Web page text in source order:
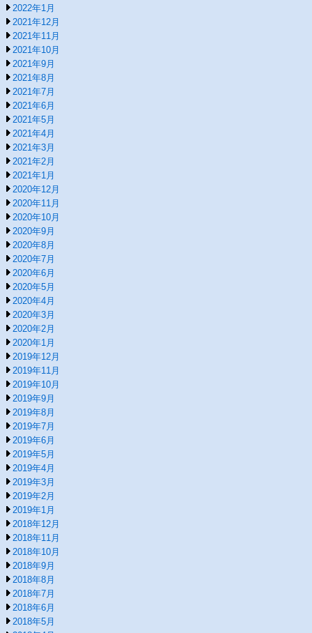
2022年1月
2021年12月
2021年11月
2021年10月
2021年9月
2021年8月
2021年7月
2021年6月
2021年5月
2021年4月
2021年3月
2021年2月
2021年1月
2020年12月
2020年11月
2020年10月
2020年9月
2020年8月
2020年7月
2020年6月
2020年5月
2020年4月
2020年3月
2020年2月
2020年1月
2019年12月
2019年11月
2019年10月
2019年9月
2019年8月
2019年7月
2019年6月
2019年5月
2019年4月
2019年3月
2019年2月
2019年1月
2018年12月
2018年11月
2018年10月
2018年9月
2018年8月
2018年7月
2018年6月
2018年5月